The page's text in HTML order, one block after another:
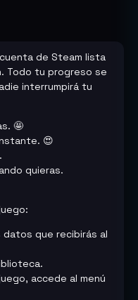
de Steam lista
Todo tu progreso se
interrumpirá tu
🤩
😍
quieras.
datos que recibirás al
accede al menú